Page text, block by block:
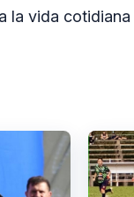
la vida